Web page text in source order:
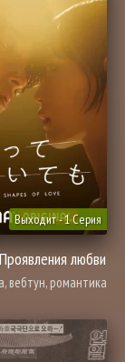
Выходит - 1 Серия
любви
вебтун, романтика